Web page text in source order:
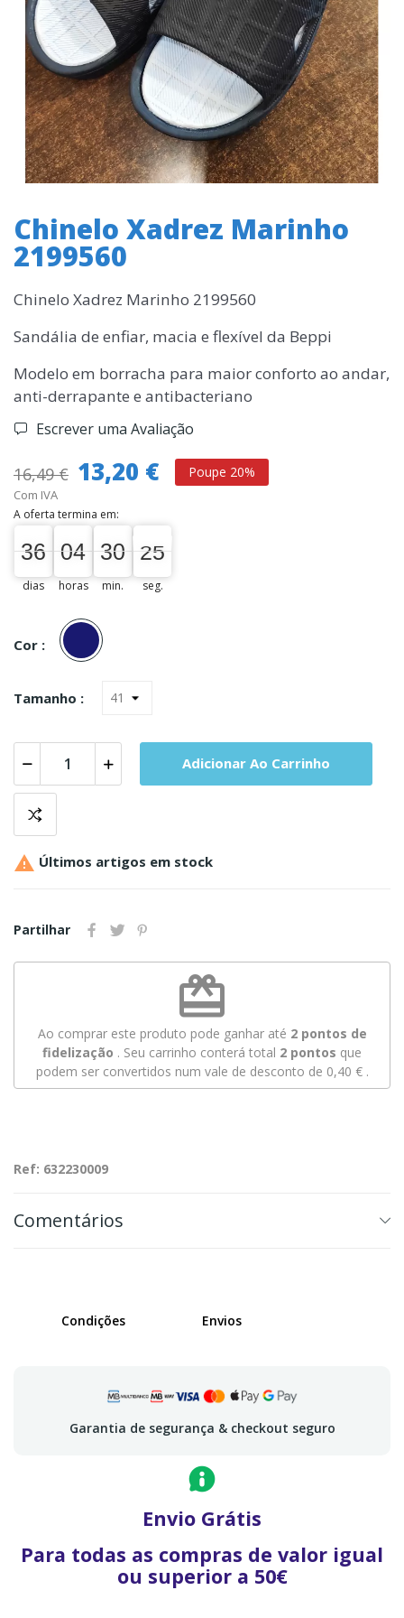
Chinelo Xadrez Marinho
2199560
Chinelo Xadrez Marinho 2199560
Sandália de enfiar, macia e flexível da Beppi
Modelo em borracha para maior conforto ao andar,
anti-derrapante e antibacteriano
Escrever uma Avaliação
16,49 € 13,20 € Poupe 20%
Com IVA
A oferta termina em:
36
36
00
dias
04
04
00
horas
30
30
00
min.
24
24
25
seg.
Cor :
Marinho
Tamanho :
Adicionar Ao Carrinho
 Últimos artigos em stock
Partilhar
redeem
Ao comprar este produto pode ganhar até 2pontos de
fidelização . Seu carrinho conterá total 2 pontos que
podem ser convertidos num vale de desconto de 0,40 €.
Ref: 632230009
Comentários
Condições Envios
Garantia de segurança & checkout seguro
Envio Grátis
Para todas as compras de valor igual
ou superior a 50€